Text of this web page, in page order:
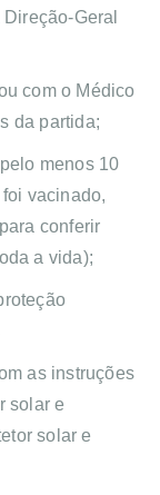
Geral
com o Médico
da partida;
menos 10
vacinado,
conferir
a vida);
as instruções
solar e
solar e